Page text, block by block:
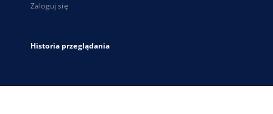
Zaloguj się
Historia przeglądania